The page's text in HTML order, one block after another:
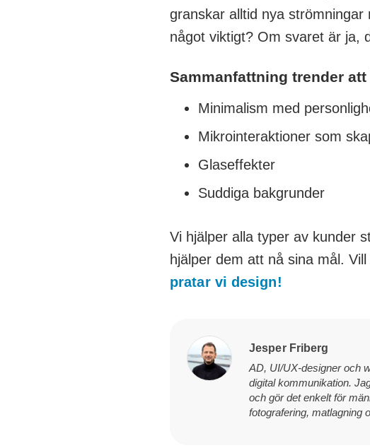
granskar alltid nya
något viktigt? Om svaret är ja,
Sammanfattning trender
Minimalism med
Mikrointeraktioner som
Glaseffekter
Suddiga bakgrunder
Vi hjälper alla typer av kunder
hjälper dem att nå sina mål.
pratar vi design!
Jesper Friberg
AD, UI/UX-designer och
digital kommunikation.
och gör det enkelt för
fotografering, matlagning